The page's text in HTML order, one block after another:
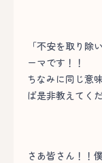
「不安を取り除
ーマです！！
ちなみに同じ意
ば是非教えてく
さあ皆さん！！